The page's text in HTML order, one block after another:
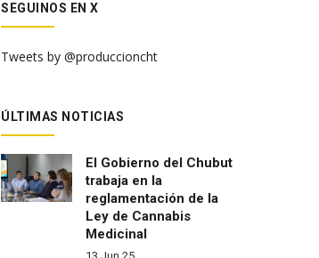
SEGUINOS EN X
Tweets by @produccioncht
ÚLTIMAS NOTICIAS
El Gobierno del Chubut
trabaja en la
reglamentación de la
Ley de Cannabis
Medicinal